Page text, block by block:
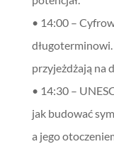
• 14:00 –
przyjeżdżają na
• 14:30 –
jak budować
a jego